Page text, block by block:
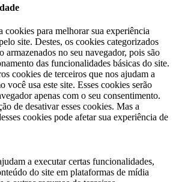
para melhorar sua experiência
site. Destes, os cookies categorizados
armazenados no seu navegador, pois são
das funcionalidades básicas do site.
cookies de terceiros que nos ajudam a
você usa este site. Esses cookies serão
apenas com o seu consentimento.
de desativar esses cookies. Mas a
cookies pode afetar sua experiência de
a executar certas funcionalidades,
do site em plataformas de mídia